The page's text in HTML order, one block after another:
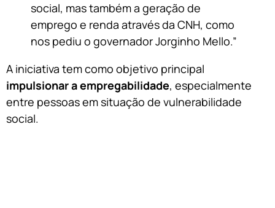
social, mas também a geração de
emprego e renda através da CNH, como
nos pediu o governador Jorginho Mello.”
A iniciativa tem como objetivo principal
impulsionar a empregabilidade, especialmente
entre pessoas em situação de vulnerabilidade
social.